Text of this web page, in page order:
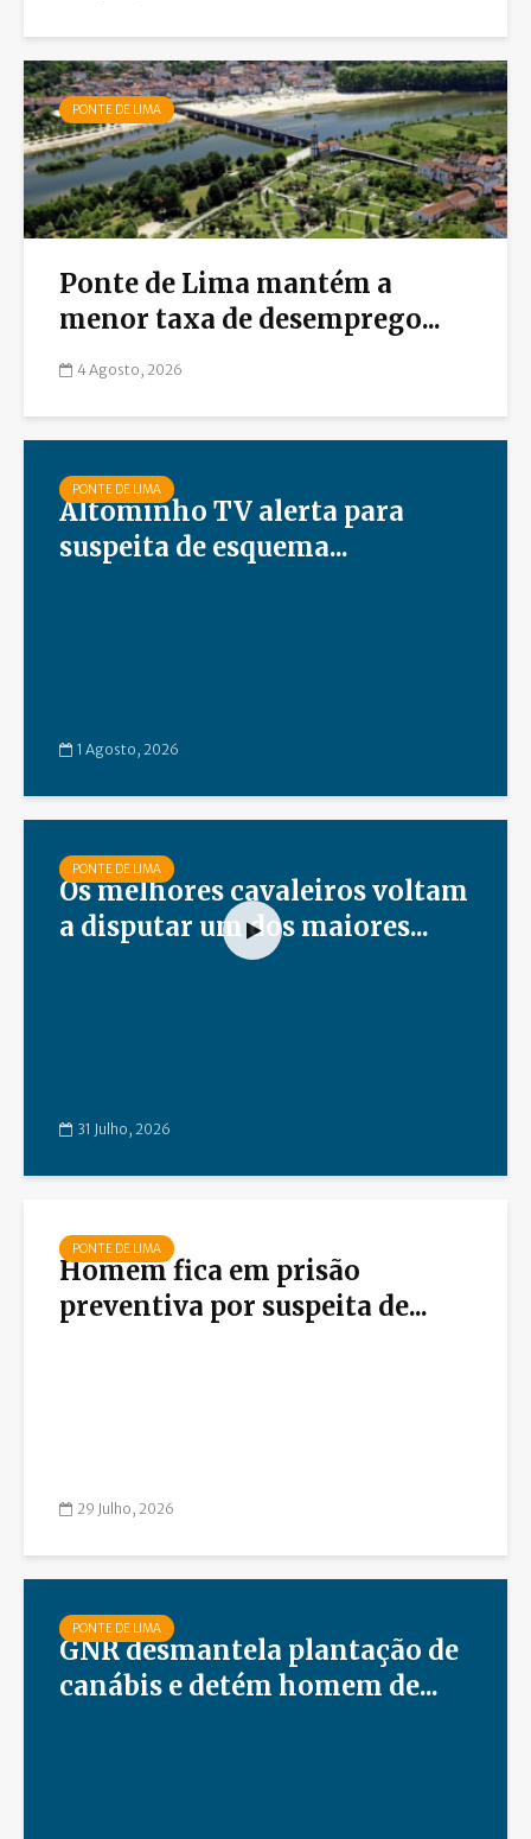
PONTE DE LIMA
Ponte de Lima mantém a
menor taxa de desemprego...
4 Agosto, 2026
PONTE DE LIMA
Altominho TV alerta para
suspeita de esquema...
1 Agosto, 2026
PONTE DE LIMA
Os melhores cavaleiros voltam
a disputar um dos maiores...
31 Julho, 2026
PONTE DE LIMA
Homem fica em prisão
preventiva por suspeita de...
29 Julho, 2026
PONTE DE LIMA
GNR desmantela plantação de
canábis e detém homem de...